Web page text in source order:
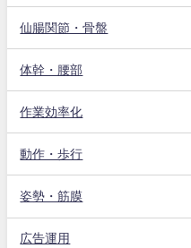
仙腸関節・骨盤
体幹・腰部
作業効率化
動作・歩行
姿勢・筋膜
広告運用